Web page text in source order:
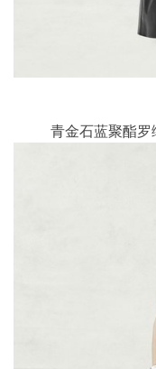
青金石蓝聚酯罗